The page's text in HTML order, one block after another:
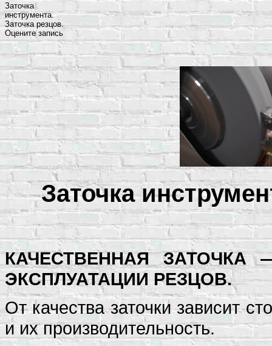
Заточка
инструмента.
Заточка резцов.
Оцените запись
Заточка
КАЧЕСТВЕННАЯ
ЭКСПЛУАТАЦИИ РЕЗЦОВ.
От качества заточки зависит
и их производительность.